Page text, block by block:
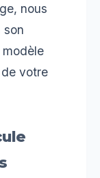
nous
son
votre